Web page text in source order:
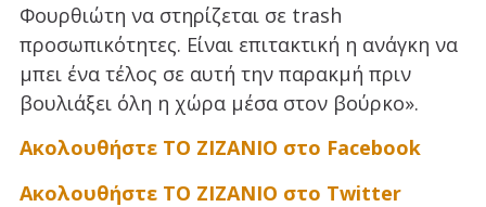
Φουρθιώτη να στηρίζεται σε trash
προσωπικότητες. Είναι επιτακτική η ανάγκη να
μπει ένα τέλος σε αυτή την παρακμή πριν
βουλιάξει όλη η χώρα μέσα στον βούρκο».
Ακολουθήστε ΤΟ ΖΙΖΑΝΙΟ στο Facebook
Ακολουθήστε ΤΟ ΖΙΖΑΝΙΟ στο Twitter